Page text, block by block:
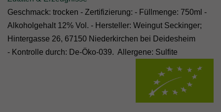
Geschmack: trocken - Zertifizierung: - Füllmenge: 750ml -
Alkoholgehalt 12% Vol. - Hersteller: Weingut Seckinger;
Hintergasse 26, 67150 Niederkirchen bei Deidesheim
- Kontrolle durch: De-Öko-039. Allergene: Sulfite